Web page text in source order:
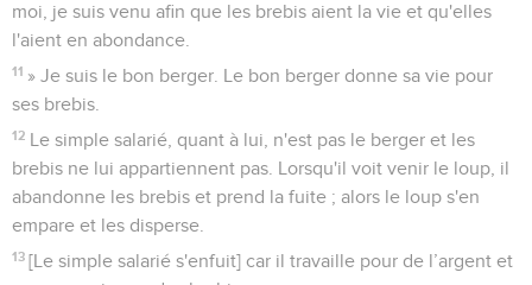
moi, je suis venu afin que les brebis aient la vie et qu'elles
l'aient en abondance.
11 » Je suis le bon berger. Le bon berger donne sa vie pour
ses brebis.
12 Le simple salarié, quant à lui, n'est pas le berger et les
brebis ne lui appartiennent pas. Lorsqu'il voit venir le loup, il
abandonne les brebis et prend la fuite ; alors le loup s'en
empare et les disperse.
13 [Le simple salarié s'enfuit] car il travaille pour de l’argent et